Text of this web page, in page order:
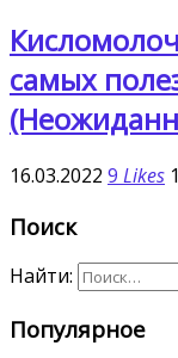
самых
16.03.2022 9 Likes
Поиск
Найти:
Популярное